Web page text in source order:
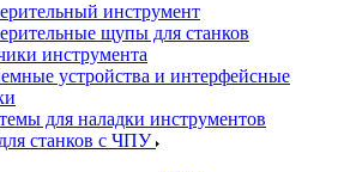
инструмент
щупы для станков
инструмента
устройства и интерфейсные
для наладки инструментов
станков с ЧПУ